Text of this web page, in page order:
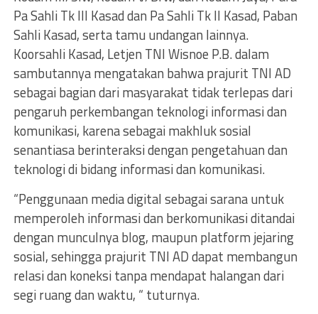
Pa Sahli Tk III Kasad dan Pa Sahli Tk II Kasad, Paban
Sahli Kasad, serta tamu undangan lainnya.
Koorsahli Kasad, Letjen TNI Wisnoe P.B. dalam
sambutannya mengatakan bahwa prajurit TNI AD
sebagai bagian dari masyarakat tidak terlepas dari
pengaruh perkembangan teknologi informasi dan
komunikasi, karena sebagai makhluk sosial
senantiasa berinteraksi dengan pengetahuan dan
teknologi di bidang informasi dan komunikasi.
“Penggunaan media digital sebagai sarana untuk
memperoleh informasi dan berkomunikasi ditandai
dengan munculnya blog, maupun platform jejaring
sosial, sehingga prajurit TNI AD dapat membangun
relasi dan koneksi tanpa mendapat halangan dari
segi ruang dan waktu, “ tuturnya.